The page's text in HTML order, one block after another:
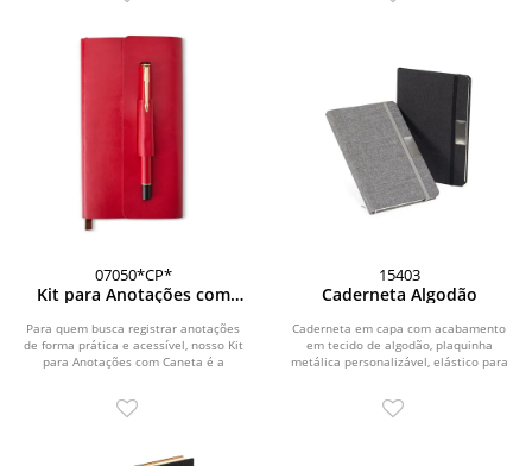
07050*CP*
Kit para Anotações com
Para quem busca registrar anotações
de forma prática e acessível, nosso Kit
para Anotações com Caneta é a
15403
Caderneta Algodão
Caderneta em capa com acabamento
em tecido de algodão, plaquinha
metálica personalizável, elástico para